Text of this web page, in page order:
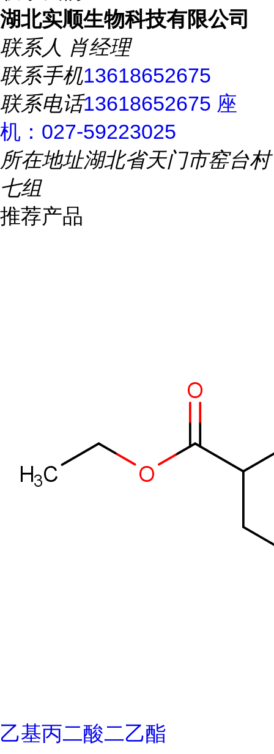
湖北实顺生物科技有限公司
联系人 肖经理
联系手机13618652675
联系电话13618652675 座
机：027-59223025
所在地址湖北省天门市窑台村
七组
推荐产品
乙基丙二酸二乙酯